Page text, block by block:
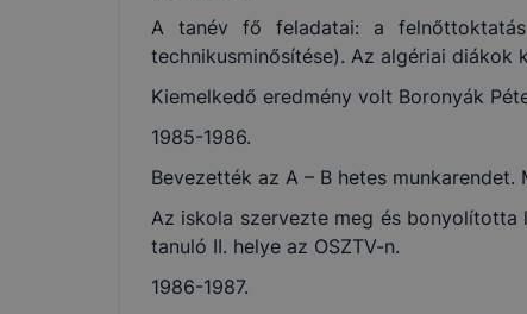
A tanév fő feladatai: a felnőttoktatás
technikusminősítése). Az algériai
Kiemelkedő eredmény volt Boronyák
1985-1986.
Bevezették az A – B hetes
Az iskola szervezte meg és bonyolította
tanuló II. helye az OSZTV-n.
1986-1987.